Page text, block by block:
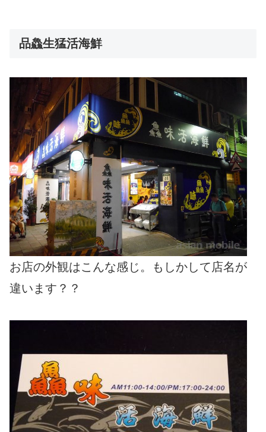
品鱻生猛活海鮮
お店の外観はこんな感じ。もしかして店名が
違います？？